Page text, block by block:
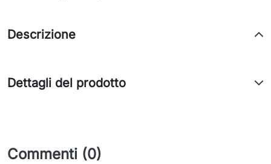
Descrizione
Dettagli del prodotto
Commenti (0)